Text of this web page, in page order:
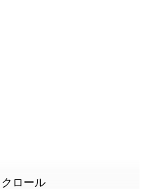
ロール